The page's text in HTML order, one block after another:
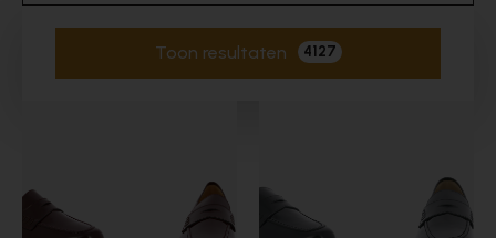
Toon resultaten 4127Actieve filters